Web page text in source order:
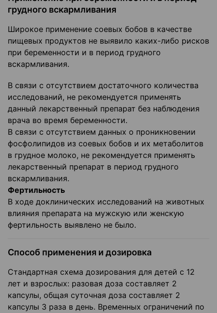
грудного вскармливания
Широкое применение соевых бобов в качестве
пищевых продуктов не выявило каких-либо рисков
при беременности и в период грудного
вскармливания.
В связи с отсутствием достаточного количества
исследований, не рекомендуется применять
данный лекарственный препарат без наблюдения
врача во время беременности.
В связи с отсутствием данных о проникновении
фосфолипидов из соевых бобов и их метаболитов
в грудное молоко, не рекомендуется применять
лекарственный препарат в период грудного
вскармливания.
Фертильность
В ходе доклинических исследований на животных
влияния препарата на мужскую или женскую
фертильность выявлено не было.
Способ применения и дозировка
Стандартная схема дозирования для детей с 12
лет и взрослых: разовая доза составляет 2
капсулы, общая суточная доза составляет 2
капсулы 3 раза в день. Временных ограничений по